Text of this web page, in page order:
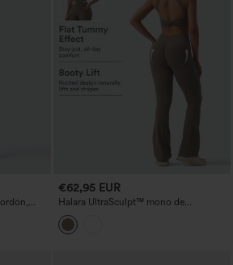
€62,95 EUR
Halara UltraSculpt™ mono de
entrenamiento bootcut con espalda
anudada y abierta, control de abdomen,
realce de glúteos, con bolsillos - Edición